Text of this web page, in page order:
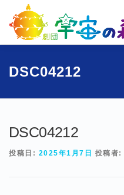
ッ
ホーム 宇宙の森とは
DSC04212
DSC04212
投稿日: 2025年1月7日 投稿者: